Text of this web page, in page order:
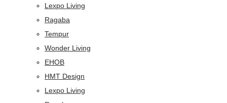
Lexpo Living
Ragaba
Tempur
Wonder Living
EHOB
HMT Design
Lexpo Living